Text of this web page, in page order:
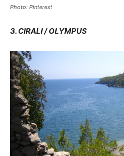
Photo: Pinterest
3. CIRALI / OLYMPUS